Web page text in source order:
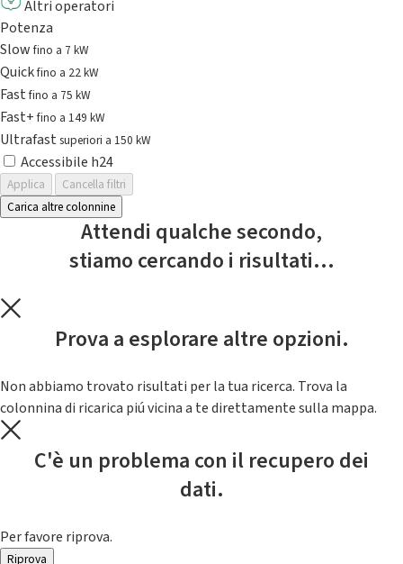
Altri operatori
Potenza
Slowfino a 7 kW
Quickfino a 22 kW
Fastfino a 75 kW
Fast+fino a 149 kW
Ultrafast superiori a 150 kW
Accessibile h24
Applica
Cancella filtri
Carica altre colonnine
Attendi qualche secondo,
stiamo cercando i risultati...
Prova a esplorare altre opzioni.
Non abbiamo trovato risultati per la tua ricerca. Trova la
colonnina di ricarica piú vicina a te direttamente sulla mappa.
C'è un problema con il recupero dei
dati.
Per favore riprova.
Riprova